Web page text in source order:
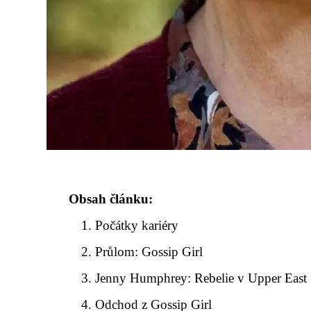
Obsah článku:
Počátky kariéry
Průlom: Gossip Girl
Jenny Humphrey: Rebelie v Upper East
Odchod z Gossip Girl